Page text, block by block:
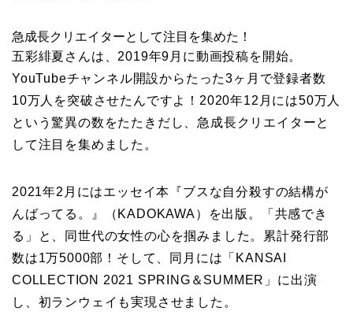
急成長クリエイターとして注目を集めた！
五彩緋夏さんは、2019年9月に動画投稿を開始。
YouTubeチャンネル開設からたった3ヶ月で登録者数
10万人を突破させたんですよ！2020年12月には50万人
という驚異の数をたたきだし、急成長クリエイターと
して注目を集めました。
2021年2月にはエッセイ本『ブスな自分殺すの結構が
んばってる。』（KADOKAWA）を出版。「共感でき
る」と、同世代の女性の心を掴みました。累計発行部
数は1万5000部！そして、同月には「KANSAI
COLLECTION 2021 SPRING＆SUMMER」に出演
し、初ランウェイも実現させました。